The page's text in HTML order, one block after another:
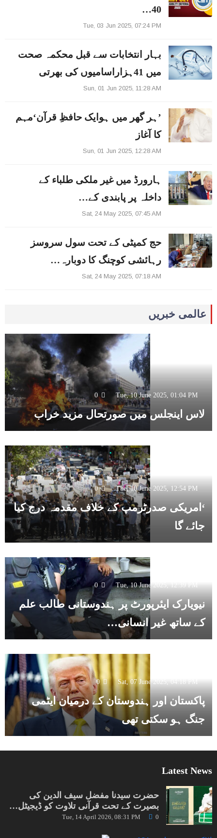
40…
Tue, 03 Jun 2025, 07:24 PM
بہار انتخابات سے قبل محکمہ صحت
میں 41ہزاراسامیوں کی بھرتی
Sun, 01 Jun 2025, 11:28 AM
’ہر گھر میں ہوایک حافظِ قرآن‘مہم
کا آغاز
Sun, 01 Jun 2025, 12:28 AM
ہارورڈ میں غیر ملکی طلباء کے
داخلہ پر پابندی کے…
Sat, 24 May 2025, 07:45 AM
حج کمیٹی کے تحت سول سروسز
رہائشی کوچنگ کا دوبارہ…
Sat, 24 May 2025, 07:18 AM
عالمی خبریں
Tue, 10 June 2025, 01:04 PM
0
لاس اینجلس میں صورتحال مزید خراب
Tue, 10 June 2025, 12:54 PM
0
‘امریکی صدرٹرمپ کے خلاف مقدمہ درج کیا
جائے گا
Tue, 10 June 2025, 12:39 PM
0
نیویارک ایئرپورٹ پر ہندوستانی طالب علم
کے ساتھ غیر انسانی…
Sat, 07 June 2025, 04:18 PM
0
پاکستان اور ہندوستان کے درمیان ایٹمی
جنگ ہو سکتی تھی
Latest News
حضرت سیدنا مفضل سیف الدین کی
بصیرت کے تحت قرآنی تلاوت کو ڈیجیٹل…
Tue, 14 April 2026, 08:31 PM 0